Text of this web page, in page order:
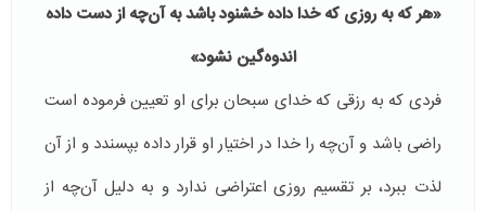
«هر كه به روزى كه خدا داده خشنود باشد به آن‌چه از دست داده
اندوه‌گین نشود»
فردی که به رزقی که خدای سبحان برای او تعیین فرموده است
راضی باشد و آن‌چه را خدا در اختیار او قرار داده بپسندد و از آن
لذت ببرد، بر تقسیم روزی اعتراضی ندارد و به دلیل آن‌چه از